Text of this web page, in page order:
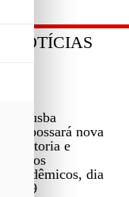
NOTÍCIAS
Aljusba
empossará nova
diretoria e
novos
acadêmicos, dia
18/9